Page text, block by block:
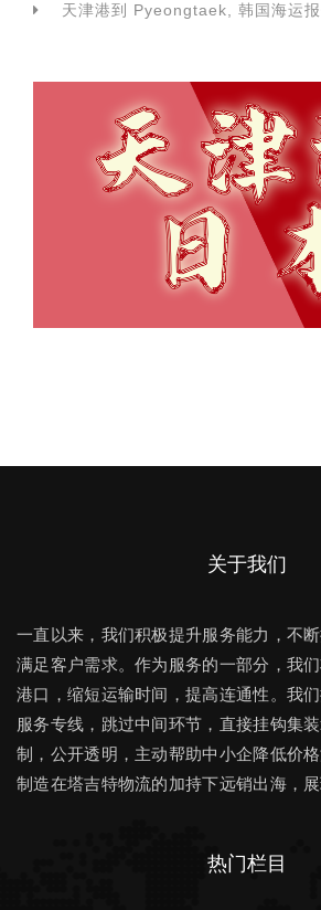
天津港到 Pyeongtaek, 韩国海运
关于我们
一直以来，我们积极提升服务能力，不
满足客户需求。作为服务的一部分，我
港口，缩短运输时间，提高连通性。我
服务专线，跳过中间环节，直接挂钩集
制，公开透明，主动帮助中小企降低价
制造在塔吉特物流的加持下远销出海，展
热门栏目